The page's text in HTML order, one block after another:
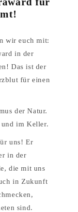
wir euch mit:
in der
Das ist der
für einen
der Natur.
im Keller.
uns! Er
in der
die mit uns
in Zukunft
sind.